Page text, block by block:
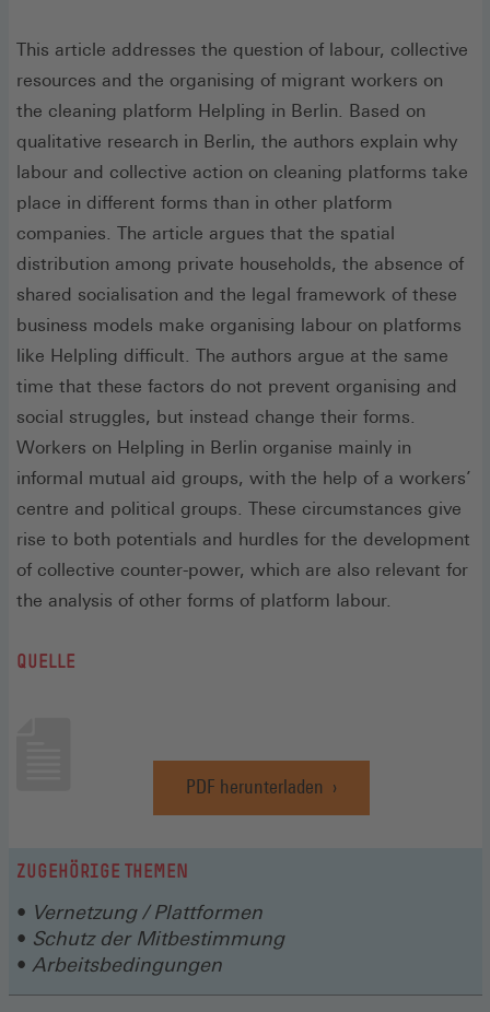
This article addresses the question of labour, collective
resources and the organising of migrant workers on
the cleaning platform Helpling in Berlin. Based on
qualitative research in Berlin, the authors explain why
labour and collective action on cleaning platforms take
place in different forms than in other platform
companies. The article argues that the spatial
distribution among private households, the absence of
shared socialisation and the legal framework of these
business models make organising labour on platforms
like Helpling difficult. The authors argue at the same
time that these factors do not prevent organising and
social struggles, but instead change their forms.
Workers on Helpling in Berlin organise mainly in
informal mutual aid groups, with the help of a workers’
centre and political groups. These circumstances give
rise to both potentials and hurdles for the development
of collective counter-power, which are also relevant for
the analysis of other forms of platform labour.
QUELLE
PDF herunterladen
(Öffnet
in
ZUGEHÖRIGE THEMEN
Vernetzung / Plattformen
Schutz der Mitbestimmung
Arbeitsbedingungen